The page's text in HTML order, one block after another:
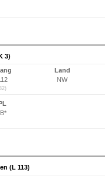
3)
Land
NW
(L 113)